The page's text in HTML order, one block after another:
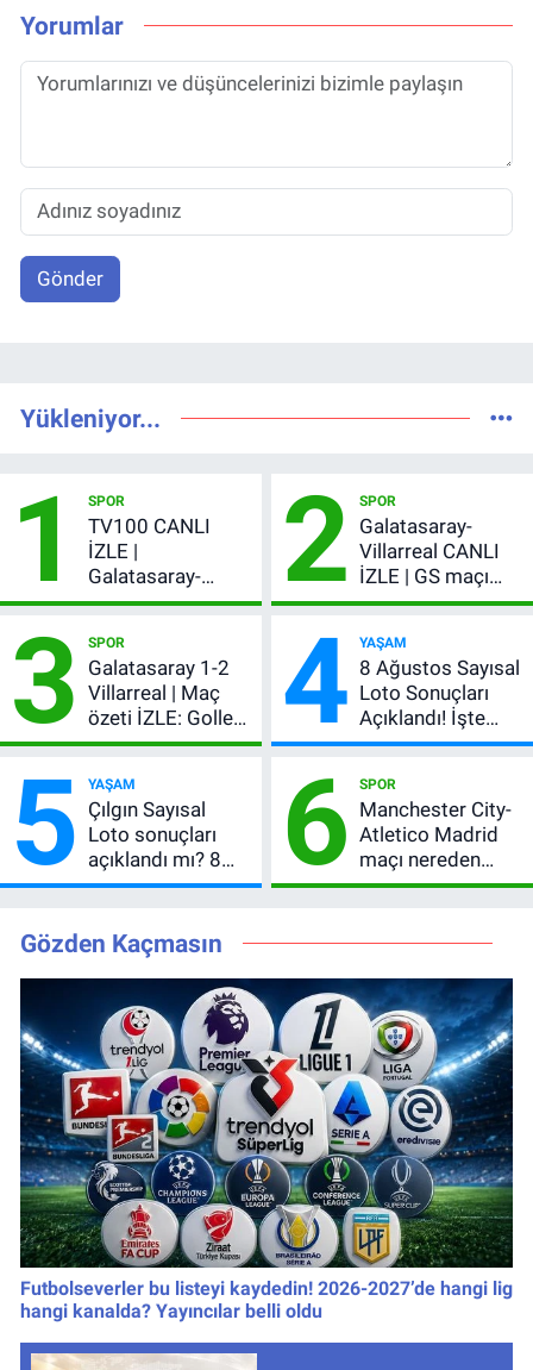
Yorumlar
Gönder
Yükleniyor...
1 SPOR
TV100 CANLI
İZLE |
Galatasaray-
Villarreal maçı
şifresiz canlı yayın
2 SPOR
Galatasaray-
Villarreal CANLI
İZLE | GS maçı
hangi kanalda,
3 SPOR
Galatasaray 1-2
Villarreal | Maç
özeti İZLE: Goller
peş peşe geldi,
kırmızı kart gördü!
4 YAŞAM
8 Ağustos Sayısal
Loto Sonuçları
Açıklandı! İşte
Kazandıran 6
5 YAŞAM
Çılgın Sayısal
Loto sonuçları
açıklandı mı? 8
Ağustos 2026
numaralar
6 SPOR
Manchester City-
Atletico Madrid
maçı nereden
izlenir?
Gözden Kaçmasın
Futbolseverler bu listeyi kaydedin! 2026-2027’de hangi lig
hangi kanalda? Yayıncılar belli oldu